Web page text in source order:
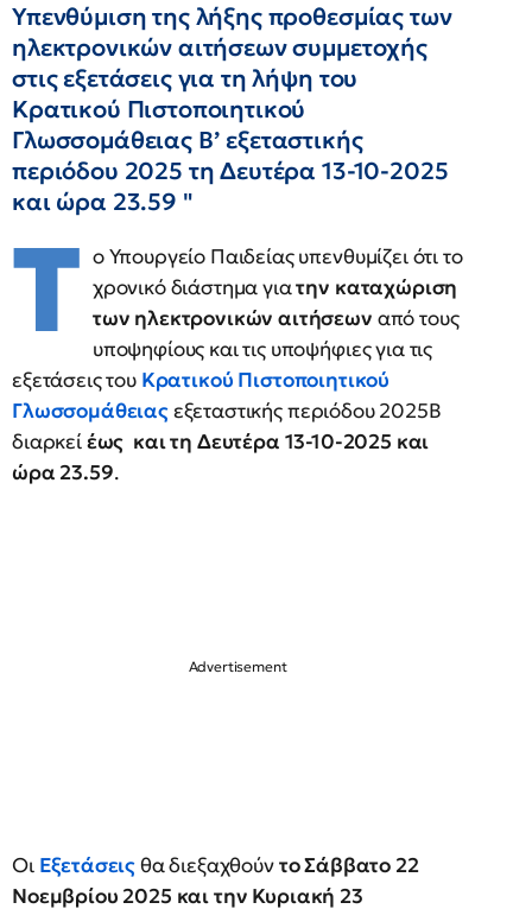
Υπενθύμιση της λήξης προθεσμίας των
ηλεκτρονικών αιτήσεων συμμετοχής
στις εξετάσεις για τη λήψη του
Κρατικού Πιστοποιητικού
Γλωσσομάθειας Β’ εξεταστικής
περιόδου 2025 τη Δευτέρα 13-10-2025
και ώρα 23.59 "
Τ ο Υπουργείο Παιδείας υπενθυμίζει ότι το
χρονικό διάστημα γιατην καταχώριση
των ηλεκτρονικών αιτήσεων από τους
υποψηφίους και τις υποψήφιες για τις
εξετάσεις του Κρατικού Πιστοποιητικού
Γλωσσομάθειαςεξεταστικής περιόδου 2025Β
διαρκείέως και τη Δευτέρα 13-10-2025 και
ώρα 23.59.
Οι Εξετάσειςθα διεξαχθούντο Σάββατο 22
Νοεμβρίου 2025 και την Κυριακή 23